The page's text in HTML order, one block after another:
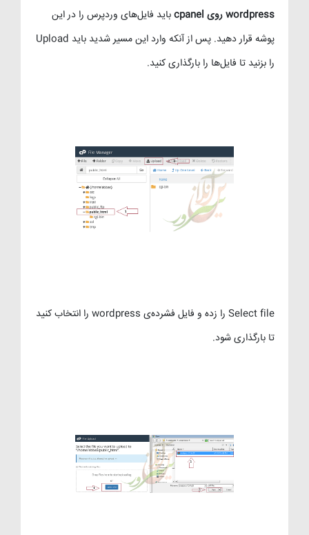
wordpress روی cpanel
باید فایل‌های وردپرس را در این
پوشه قرار دهید. پس از آنکه وارد این مسیر شدید باید Upload
را بزنید تا فایل‌ها را بارگذاری کنید.
Select file را زده و فایل فشرده‌ی wordpress را انتخاب کنید
تا بارگذاری شود.